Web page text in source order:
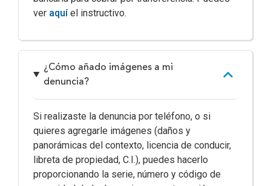
ver aquíel instructivo.
¿Cómo añado imágenes a mi
denuncia?
Si realizaste la denuncia por teléfono, o si
quieres agregarle imágenes (daños y
panorámicas del contexto, licencia de conducir,
libreta de propiedad, C.I.), puedes hacerlo
proporcionando la serie, número y código de